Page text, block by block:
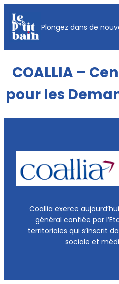
au
contenu
Plongez dans de
COALLIA –
pour les
Coallia exerce
général confiée par
territoriales qui s’inscrit
sociale et